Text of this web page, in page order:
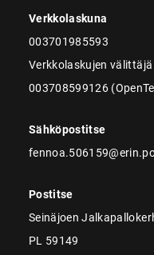
Verkkolaskuna
003701985593
Verkkolaskujen välittäjä
003708599126
Sähköpostitse
Postitse
Seinäjoen
PL 59149